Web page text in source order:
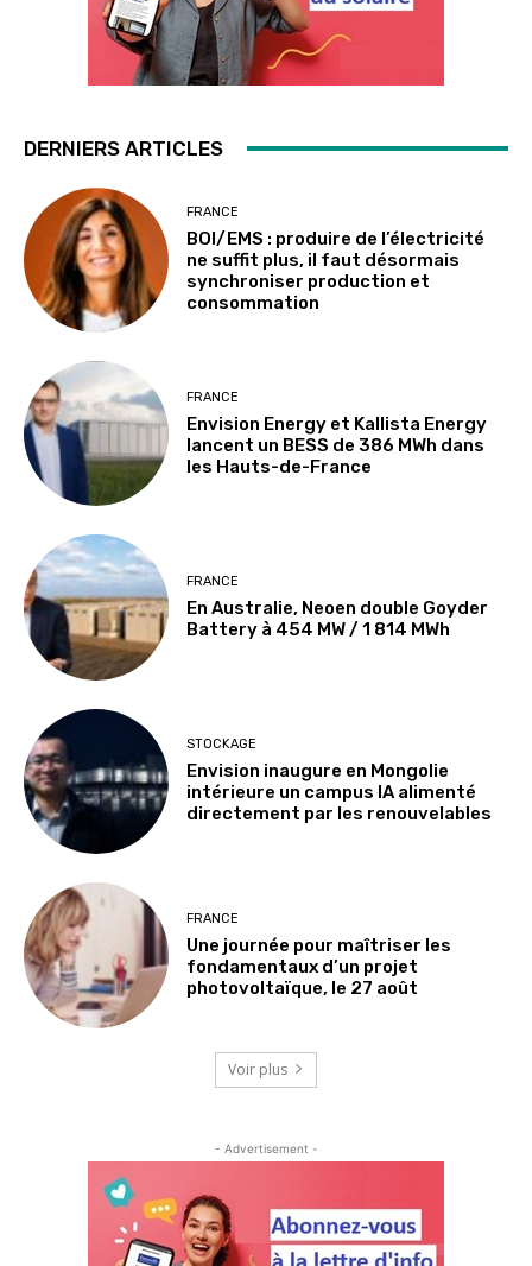
DERNIERS ARTICLES
FRANCE
BOI/EMS : produire de l’électricité
ne suffit plus, il faut désormais
synchroniser production et
consommation
FRANCE
Envision Energy et Kallista Energy
lancent un BESS de 386 MWh dans
les Hauts-de-France
FRANCE
En Australie, Neoen double Goyder
Battery à 454 MW / 1 814 MWh
STOCKAGE
Envision inaugure en Mongolie
intérieure un campus IA alimenté
directement par les renouvelables
FRANCE
Une journée pour maîtriser les
fondamentaux d’un projet
photovoltaïque, le 27 août
Voir plus
- Advertisement -